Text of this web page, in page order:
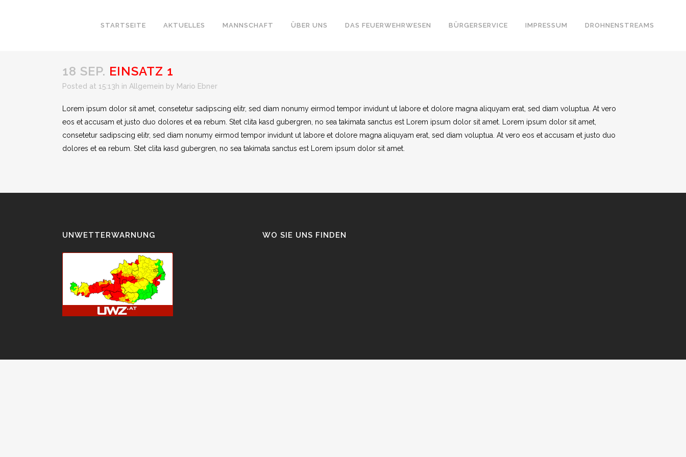
STARTSEITE AKTUELLES MANNSCHAFT ÜBER UNS DAS FEUERWEHRWESEN BÜRGERSERVICE IMPRESSUM DROHNENSTREAMS
18 SEP. EINSATZ 1
Posted at 15:13h in Allgemein by Mario Ebner
Lorem ipsum dolor sit amet, consetetur sadipscing elitr, sed diam nonumy eirmod tempor invidunt ut labore et dolore magna aliquyam erat, sed diam voluptua. At vero
eos et accusam et justo duo dolores et ea rebum. Stet clita kasd gubergren, no sea takimata sanctus est Lorem ipsum dolor sit amet. Lorem ipsum dolor sit amet,
consetetur sadipscing elitr, sed diam nonumy eirmod tempor invidunt ut labore et dolore magna aliquyam erat, sed diam voluptua. At vero eos et accusam et justo duo
dolores et ea rebum. Stet clita kasd gubergren, no sea takimata sanctus est Lorem ipsum dolor sit amet.
UNWETTERWARNUNG WO SIE UNS FINDEN